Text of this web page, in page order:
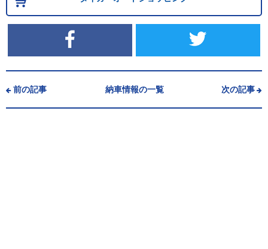
前の記事 納車情報の一覧 次の記事